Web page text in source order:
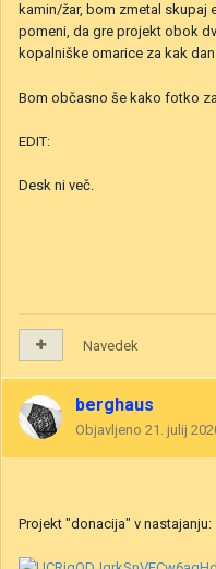
kamin/žar, bom zmetal skupaj
pomeni, da gre projekt obok
kopalniške omarice za kak
Bom občasno še kako fotko
EDIT:
Desk ni več.
Navedek
berghaus
Objavljeno 21. julij
Projekt "donacija" v nastajanju: